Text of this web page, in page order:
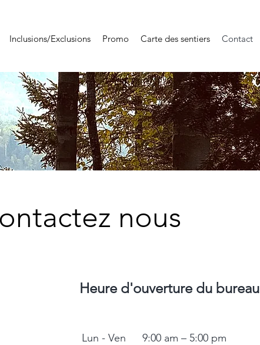
Inclusions/Exclusions Promo Carte des sentiers Contact
nous
Heure d'ouverture du bureau
Lun - Ven 9:00 am – 5:00 pm